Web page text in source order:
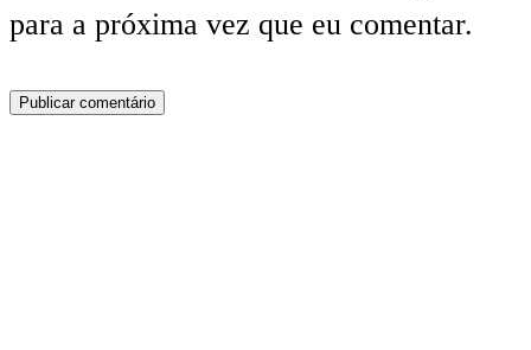
para a próxima vez que eu comentar.